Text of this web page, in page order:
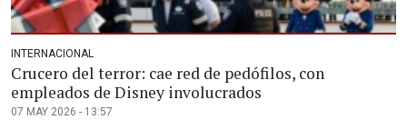
INTERNACIONAL
Crucero del terror: cae red de pedófilos, con
empleados de Disney involucrados
07 MAY 2026 - 13:57